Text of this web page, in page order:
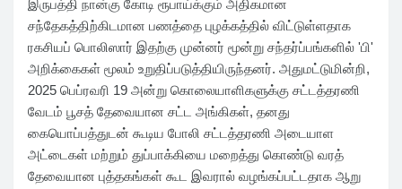
இருபத்தி நான்கு கோடி ரூபாய்க்கும் அதிகமான
சந்தேகத்திற்கிடமான பணத்தை புழக்கத்தில் விட்டுள்ளதாக
ரகசியப் பொலிஸார் இதற்கு முன்னர் மூன்று சந்தர்ப்பங்களில் 'பி'
அறிக்கைகள் மூலம் உறுதிப்படுத்தியிருந்தனர். அதுமட்டுமின்றி,
2025 பெப்ரவரி 19 அன்று கொலையாளிகளுக்கு சட்டத்தரணி
வேடம் பூசத் தேவையான சட்ட அங்கிகள், தனது
கையொப்பத்துடன் கூடிய போலி சட்டத்தரணி அடையாள
அட்டைகள் மற்றும் துப்பாக்கியை மறைத்து கொண்டு வரத்
தேவையான புத்தகங்கள் கூட இவரால் வழங்கப்பட்டதாக ஆறு